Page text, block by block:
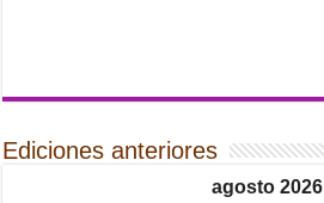
Ediciones anteriores
agosto 2026